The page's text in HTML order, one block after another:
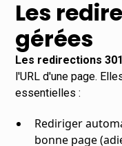
Les
gérées
Les redirections
l'URL d'une page.
essentielles :
Rediriger
bonne page